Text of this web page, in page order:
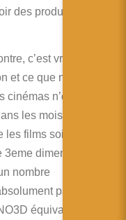
des produits
c’est vraiment du
et ce que nous
n’est rien à
les mois qui
films soient
dimension !
nombre
pas l’utiliser
équivalement de